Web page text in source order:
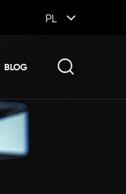
PL
BLOG